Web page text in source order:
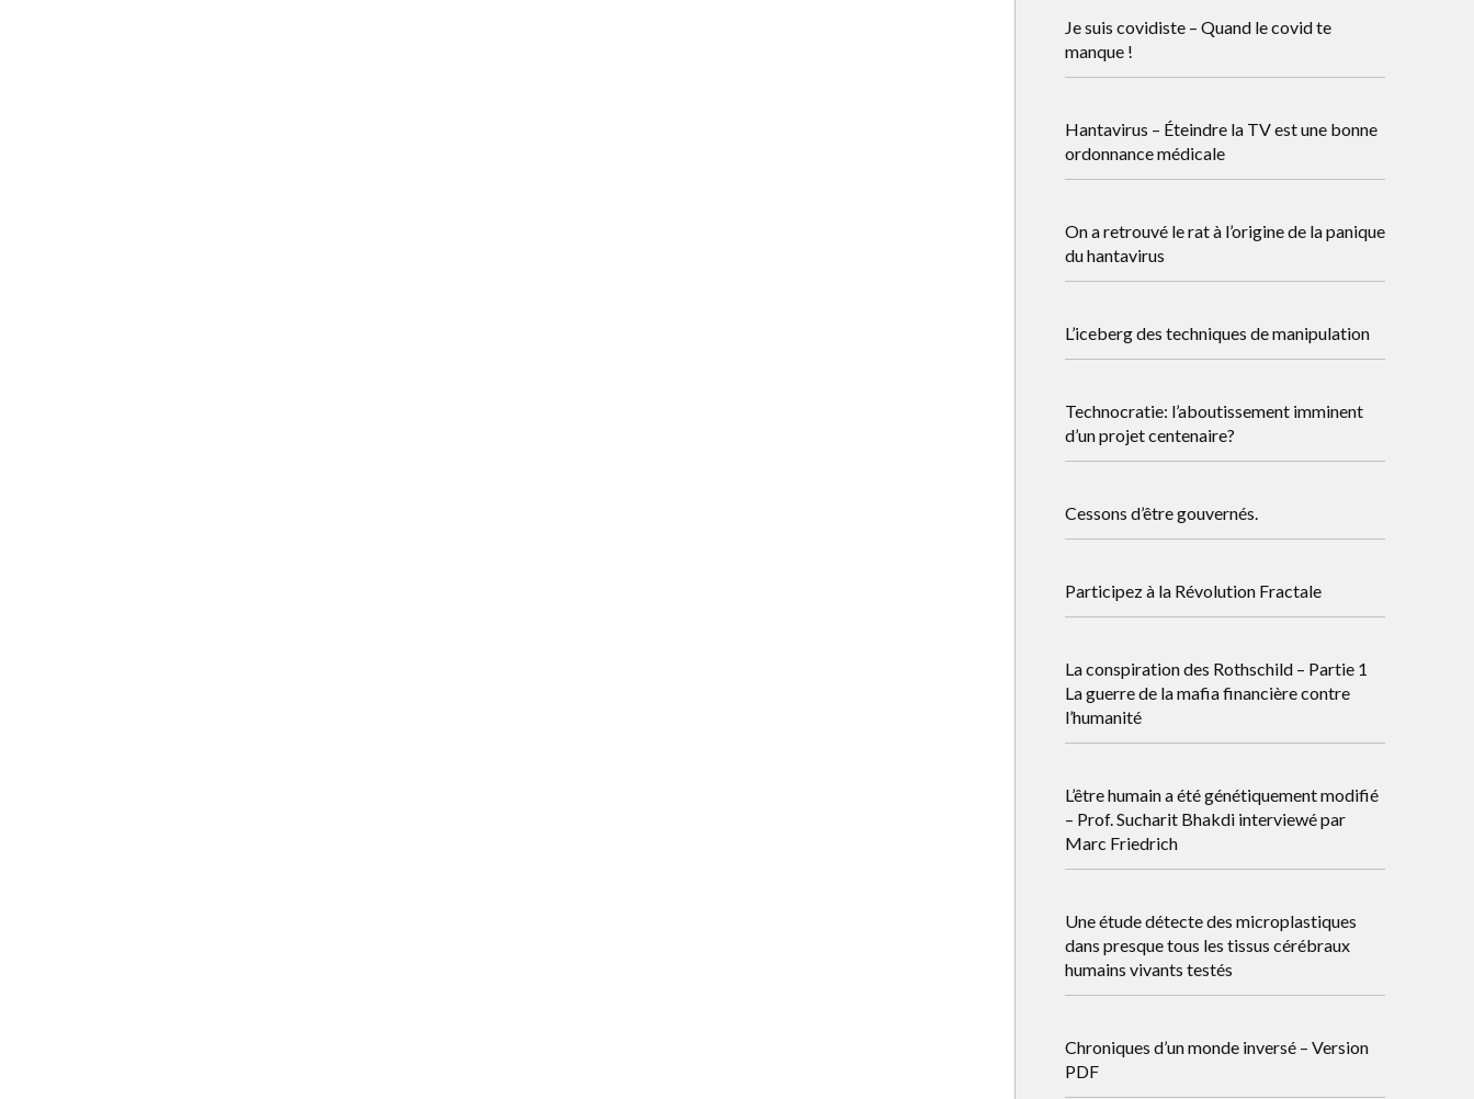
Je suis covidiste – Quand le covid te
manque !
Hantavirus – Éteindre la TV est une bonne
ordonnance médicale
On a retrouvé le rat à l’origine de la panique
du hantavirus
L’iceberg des techniques de manipulation
Technocratie: l’aboutissement imminent
d’un projet centenaire?
Cessons d’être gouvernés.
Participez à la Révolution Fractale
La conspiration des Rothschild – Partie 1
La guerre de la mafia financière contre
l’humanité
L’être humain a été génétiquement modifié
– Prof. Sucharit Bhakdi interviewé par
Marc Friedrich
Une étude détecte des microplastiques
dans presque tous les tissus cérébraux
humains vivants testés
Chroniques d’un monde inversé – Version
PDF